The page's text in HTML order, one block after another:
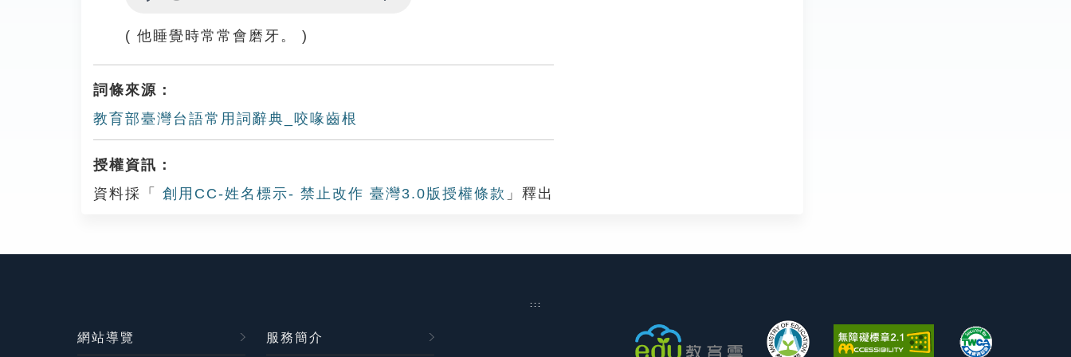
( 他睡覺時常常會磨牙。 )
詞條來源：
教育部臺灣台語常用詞辭典_咬喙齒根
授權資訊：
資料採「
創用CC-姓名標示- 禁止改作 臺灣3.0版授權條款 」釋出
:::
網站導覽 服務簡介